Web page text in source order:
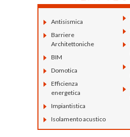
Antisismica
Barriere
Architettoniche
BIM
Domotica
Efficienza
energetica
Impiantistica
Isolamento acustico